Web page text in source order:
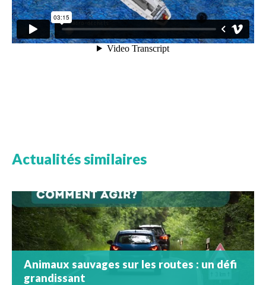
Actualités similaires
Animaux sauvages sur les routes : un défi
grandissant